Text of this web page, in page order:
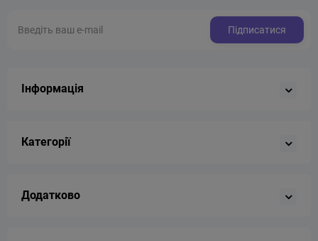
Підписатися
Інформація
Категорії
Додатково